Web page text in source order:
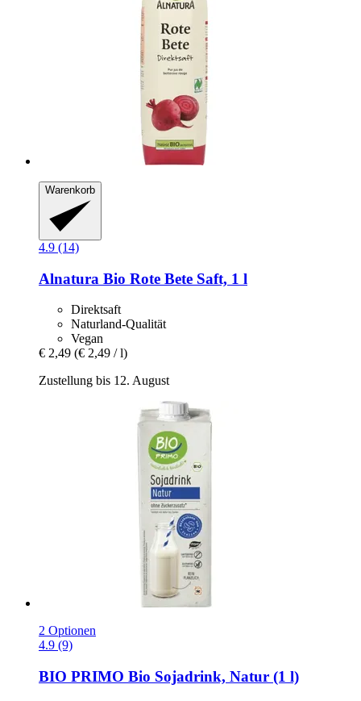
Warenkorb
4.9 (14)
Alnatura Bio Rote Bete Saft, 1 l
Direktsaft
Naturland-Qualität
Vegan
€ 2,49 (€ 2,49 / l)
Zustellung bis 12. August
2 Optionen
4.9 (9)
BIO PRIMO Bio Sojadrink, Natur (1 l)